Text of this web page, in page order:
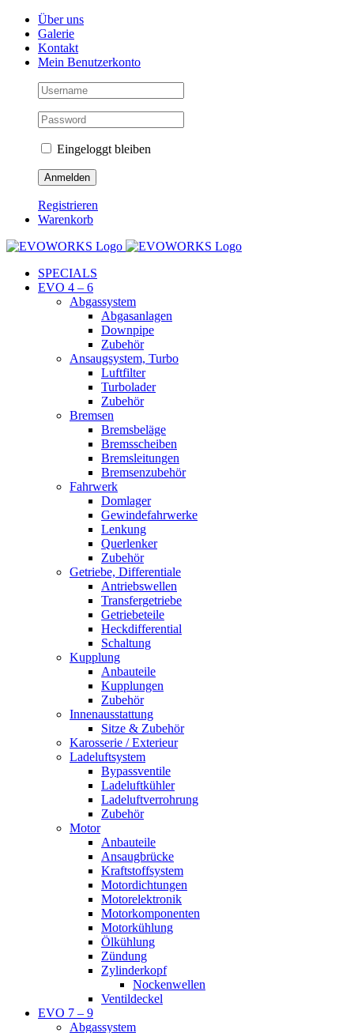
Skip
content
Facebook
Instagram
YouTubeÜber uns
Galerie
Kontakt
Mein Benutzerkonto
Eingeloggt bleiben
Registrieren
Warenkorb
SPECIALS
EVO 4 – 6
Abgassystem
Abgasanlagen
Downpipe
Zubehör
Ansaugsystem, Turbo
Luftfilter
Turbolader
Zubehör
Bremsen
Bremsbeläge
Bremsscheiben
Bremsleitungen
Bremsenzubehör
Fahrwerk
Domlager
Gewindefahrwerke
Lenkung
Querlenker
Zubehör
Getriebe, Differentiale
Antriebswellen
Transfergetriebe
Getriebeteile
Heckdifferential
Schaltung
Kupplung
Anbauteile
Kupplungen
Zubehör
Innenausstattung
Sitze & Zubehör
Karosserie / Exterieur
Ladeluftsystem
Bypassventile
Ladeluftkühler
Ladeluftverrohrung
Zubehör
Motor
Anbauteile
Ansaugbrücke
Kraftstoffsystem
Motordichtungen
Motorelektronik
Motorkomponenten
Motorkühlung
Ölkühlung
Zündung
Zylinderkopf
Nockenwellen
Ventildeckel
EVO 7 – 9
Abgassystem